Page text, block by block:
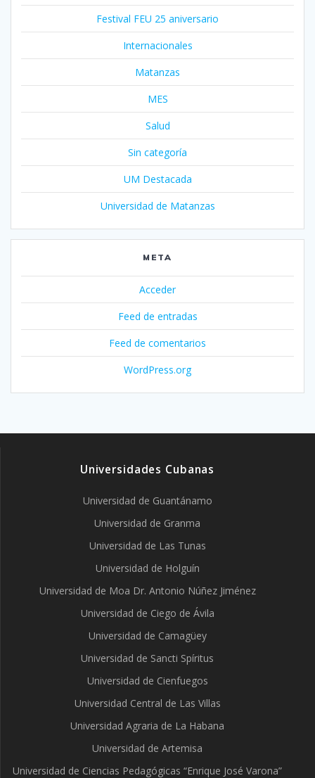
Festival FEU 25 aniversario
Internacionales
Matanzas
MES
Salud
Sin categoría
UM Destacada
Universidad de Matanzas
META
Acceder
Feed de entradas
Feed de comentarios
WordPress.org
Universidades Cubanas
Universidad de Guantánamo
Universidad de Granma
Universidad de Las Tunas
Universidad de Holguín
Universidad de Moa Dr. Antonio Núñez Jiménez
Universidad de Ciego de Ávila
Universidad de Camagüey
Universidad de Sancti Spíritus
Universidad de Cienfuegos
Universidad Central de Las Villas
Universidad Agraria de La Habana
Universidad de Artemisa
Universidad de Ciencias Pedagógicas “Enrique José Varona”